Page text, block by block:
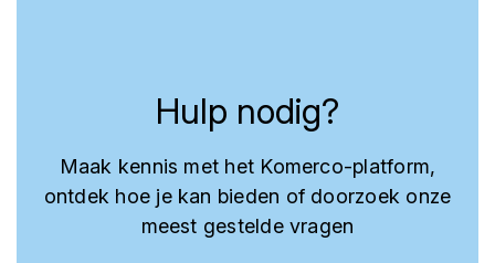
Hulp nodig?
Maak kennis met het Komerco-platform,
ontdek hoe je kan bieden of doorzoek onze
meest gestelde vragen